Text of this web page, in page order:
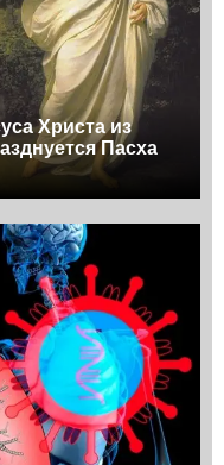
Христа из
Пасха